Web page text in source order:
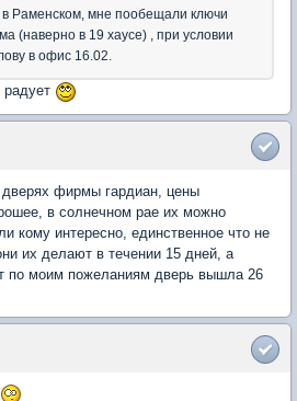
Раменском, мне пообещали ключи
(наверно в 19 хаусе) , при условии
в офис 16.02.
фирмы гардиан, цены
в солнечном рае их можно
кому интересно, единственное что не
их делают в течении 15 дней, а
по моим пожеланиям дверь вышла 26